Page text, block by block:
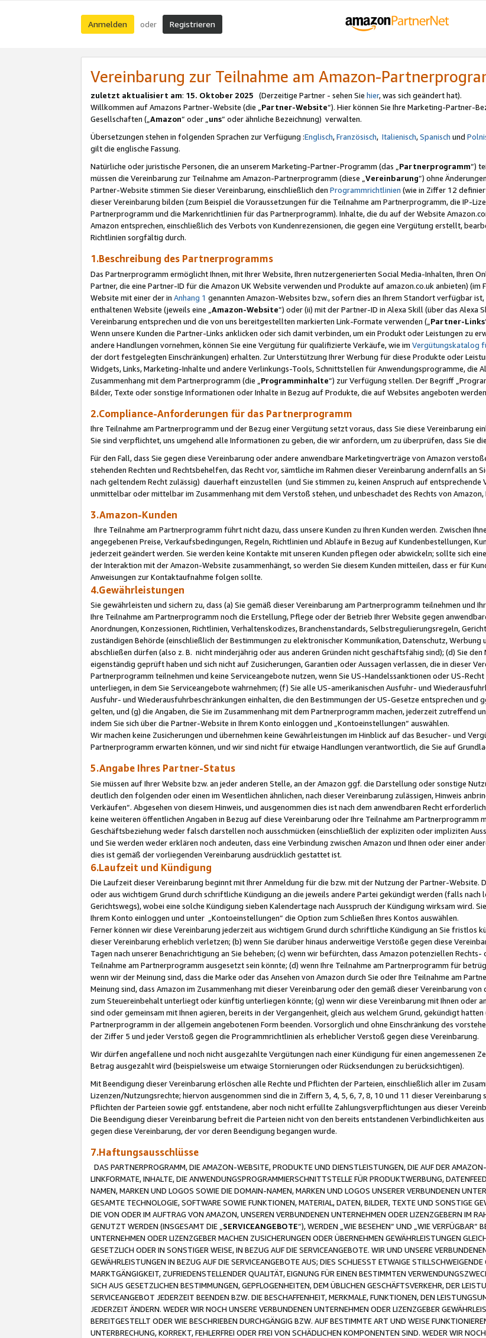
Anmelden oder Registrieren
Vereinbarung zur Teilnahme am Amazon-
zuletzt aktualisiert am: 15. Oktober 2025 (Derzeitige Partner - sehen Sie hier, was sich geändert hat).
Willkommen auf Amazons Partner-Website (die „Partner-Website“). Hier können Sie Ihre Marketing-Partner-
Gesellschaften („Amazon“ oder „uns“ oder ähnliche Bezeichnung) verwalten.
Übersetzungen stehen in folgenden Sprachen zur Verfügung :Englisch,Französisch, Italienisch,Spanisch und
gilt die englische Fassung.
Natürliche oder juristische Personen, die an unserem Marketing-Partner-Programm (das „Partnerprogramm“)
müssen die Vereinbarung zur Teilnahme am Amazon-Partnerprogramm (diese „Vereinbarung“) ohne
Partner-Website stimmen Sie dieser Vereinbarung, einschließlich den Programmrichtlinien (wie in Ziffer 12
dieser Vereinbarung bilden (zum Beispiel die Voraussetzungen für die Teilnahme am Partnerprogramm, die IP-
Partnerprogramm und die Markenrichtlinien für das Partnerprogramm). Inhalte, die du auf der Website
Amazon entsprechen, einschließlich des Verbots von Kundenrezensionen, die gegen eine Vergütung erstellt,
Richtlinien sorgfältig durch.
1.Beschreibung des Partnerprogramms
Das Partnerprogramm ermöglicht Ihnen, mit Ihrer Website, Ihren nutzergenerierten Social Media-Inhalten,
Partner, die eine Partner-ID für die Amazon UK Website verwenden und Produkte auf amazon.co.uk anbieten) (im
Website mit einer der in Anhang 1 genannten Amazon-Websites bzw., sofern dies an Ihrem Standort verfügbar ist,
enthaltenen Website (jeweils eine „ Amazon-Website“) oder (ii) mit der Partner-ID in Alexa Skill (über das Alexa
Vereinbarung entsprechen und die von uns bereitgestellten markierten Link-Formate verwenden („ Partner-Links
Wenn unsere Kunden die Partner-Links anklicken oder sich damit verbinden, um ein Produkt oder Leistungen zu
andere Handlungen vornehmen, können Sie eine Vergütung für qualifizierte Verkäufe, wie im Vergütungskatalog
der dort festgelegten Einschränkungen) erhalten. Zur Unterstützung Ihrer Werbung für diese Produkte oder
Widgets, Links, Marketing-Inhalte und andere Verlinkungs-Tools, Schnittstellen für Anwendungsprogramme, die
Zusammenhang mit dem Partnerprogramm (die „ Programminhalte“) zur Verfügung stellen. Der Begriff
Bilder, Texte oder sonstige Informationen oder Inhalte in Bezug auf Produkte, die auf Websites angeboten
2.Compliance-Anforderungen für das Partnerprogramm
Ihre Teilnahme am Partnerprogramm und der Bezug einer Vergütung setzt voraus, dass Sie diese Vereinbarung
Sie sind verpflichtet, uns umgehend alle Informationen zu geben, die wir anfordern, um zu überprüfen, dass Sie
Für den Fall, dass Sie gegen diese Vereinbarung oder andere anwendbare Marketingverträge von Amazon
stehenden Rechten und Rechtsbehelfen, das Recht vor, sämtliche im Rahmen dieser Vereinbarung andernfalls an
nach geltendem Recht zulässig) dauerhaft einzustellen (und Sie stimmen zu, keinen Anspruch auf
unmittelbar oder mittelbar im Zusammenhang mit dem Verstoß stehen, und unbeschadet des Rechts von
3.Amazon-Kunden
Ihre Teilnahme am Partnerprogramm führt nicht dazu, dass unsere Kunden zu Ihren Kunden werden. Zwischen
angegebenen Preise, Verkaufsbedingungen, Regeln, Richtlinien und Abläufe in Bezug auf Kundenbestellungen,
jederzeit geändert werden. Sie werden keine Kontakte mit unseren Kunden pflegen oder abwickeln; sollte sich
der Interaktion mit der Amazon-Website zusammenhängt, so werden Sie diesem Kunden mitteilen, dass er für
Anweisungen zur Kontaktaufnahme folgen sollte.
4.Gewährleistungen
Sie gewährleisten und sichern zu, dass (a) Sie gemäß dieser Vereinbarung am Partnerprogramm teilnehmen und
Ihre Teilnahme am Partnerprogramm noch die Erstellung, Pflege oder der Betrieb Ihrer Website gegen
Anordnungen, Konzessionen, Richtlinien, Verhaltenskodizes, Branchenstandards, Selbstregulierungsregeln,
zuständigen Behörde (einschließlich der Bestimmungen zu elektronischer Kommunikation, Datenschutz,
abschließen dürfen (also z. B. nicht minderjährig oder aus anderen Gründen nicht geschäftsfähig sind); (d) Sie
eigenständig geprüft haben und sich nicht auf Zusicherungen, Garantien oder Aussagen verlassen, die in dieser
Partnerprogramm teilnehmen und keine Serviceangebote nutzen, wenn Sie US-Handelssanktionen oder US-
unterliegen, in dem Sie Serviceangebote wahrnehmen; (f) Sie alle US-amerikanischen Ausfuhr- und
Ausfuhr- und Wiederausfuhrbeschränkungen einhalten, die den Bestimmungen der US-Gesetze entsprechen und
gelten, und (g) die Angaben, die Sie im Zusammenhang mit dem Partnerprogramm machen, jederzeit zutreffend
indem Sie sich über die Partner-Website in Ihrem Konto einloggen und „Kontoeinstellungen“ auswählen.
Wir machen keine Zusicherungen und übernehmen keine Gewährleistungen im Hinblick auf das Besucher- und
Partnerprogramm erwarten können, und wir sind nicht für etwaige Handlungen verantwortlich, die Sie auf
5.Angabe Ihres Partner-Status
Sie müssen auf Ihrer Website bzw. an jeder anderen Stelle, an der Amazon ggf. die Darstellung oder sonstige
deutlich den folgenden oder einen im Wesentlichen ähnlichen, nach dieser Vereinbarung zulässigen, Hinweis
Verkäufen“. Abgesehen von diesem Hinweis, und ausgenommen dies ist nach dem anwendbaren Recht
keine weiteren öffentlichen Angaben in Bezug auf diese Vereinbarung oder Ihre Teilnahme am Partnerprogramm
Geschäftsbeziehung weder falsch darstellen noch ausschmücken (einschließlich der expliziten oder impliziten
und Sie werden weder erklären noch andeuten, dass eine Verbindung zwischen Amazon und Ihnen oder einer
dies ist gemäß der vorliegenden Vereinbarung ausdrücklich gestattet ist.
6.Laufzeit und Kündigung
Die Laufzeit dieser Vereinbarung beginnt mit Ihrer Anmeldung für die bzw. mit der Nutzung der Partner-Website.
oder aus wichtigem Grund durch schriftliche Kündigung an die jeweils andere Partei gekündigt werden (falls nach
Gerichtswegs), wobei eine solche Kündigung sieben Kalendertage nach Ausspruch der Kündigung wirksam wird.
Ihrem Konto einloggen und unter „Kontoeinstellungen“ die Option zum Schließen Ihres Kontos auswählen.
Ferner können wir diese Vereinbarung jederzeit aus wichtigem Grund durch schriftliche Kündigung an Sie fristlos
dieser Vereinbarung erheblich verletzen; (b) wenn Sie darüber hinaus anderweitige Verstöße gegen diese
Tagen nach unserer Benachrichtigung an Sie beheben; (c) wenn wir befürchten, dass Amazon potenziellen
Teilnahme am Partnerprogramm ausgesetzt sein könnte; (d) wenn Ihre Teilnahme am Partnerprogramm für
wenn wir der Meinung sind, dass die Marke oder das Ansehen von Amazon durch Sie oder Ihre Teilnahme am
Meinung sind, dass Amazon im Zusammenhang mit dieser Vereinbarung oder den gemäß dieser Vereinbarung
zum Steuereinbehalt unterliegt oder künftig unterliegen könnte; (g) wenn wir diese Vereinbarung mit Ihnen oder
sind oder gemeinsam mit Ihnen agieren, bereits in der Vergangenheit, gleich aus welchem Grund, gekündigt
Partnerprogramm in der allgemein angebotenen Form beenden. Vorsorglich und ohne Einschränkung des
der Ziffer 5 und jeder Verstoß gegen die Programmrichtlinien als erheblicher Verstoß gegen diese Vereinbarung.
Wir dürfen angefallene und noch nicht ausgezahlte Vergütungen nach einer Kündigung für einen angemessenen
Betrag ausgezahlt wird (beispielsweise um etwaige Stornierungen oder Rücksendungen zu berücksichtigen).
Mit Beendigung dieser Vereinbarung erlöschen alle Rechte und Pflichten der Parteien, einschließlich aller im
Lizenzen/Nutzungsrechte; hiervon ausgenommen sind die in Ziffern 3, 4, 5, 6, 7, 8, 10 und 11 dieser
Pflichten der Parteien sowie ggf. entstandene, aber noch nicht erfüllte Zahlungsverpflichtungen aus dieser
Die Beendigung dieser Vereinbarung befreit die Parteien nicht von den bereits entstandenen Verbindlichkeiten
gegen diese Vereinbarung, der vor deren Beendigung begangen wurde.
7.Haftungsausschlüsse
DAS PARTNERPROGRAMM, DIE AMAZON-WEBSITE, PRODUKTE UND DIENSTLEISTUNGEN, DIE AUF DER
LINKFORMATE, INHALTE, DIE ANWENDUNGSPROGRAMMIERSCHNITTSTELLE FÜR PRODUKTWERBUNG,
NAMEN, MARKEN UND LOGOS SOWIE DIE DOMAIN-NAMEN, MARKEN UND LOGOS UNSERER VERBUNDENEN
GESAMTE TECHNOLOGIE, SOFTWARE SOWIE FUNKTIONEN, MATERIAL, DATEN, BILDER, TEXTE UND SONSTIGE
DIE VON ODER IM AUFTRAG VON AMAZON, UNSEREN VERBUNDENEN UNTERNEHMEN ODER LIZENZGEBERN IM
GENUTZT WERDEN (INSGESAMT DIE „ SERVICEANGEBOTE“), WERDEN „WIE BESEHEN“ UND „WIE VERFÜGBAR“
UNTERNEHMEN ODER LIZENZGEBER MACHEN ZUSICHERUNGEN ODER ÜBERNEHMEN GEWÄHRLEISTUNGEN
GESETZLICH ODER IN SONSTIGER WEISE, IN BEZUG AUF DIE SERVICEANGEBOTE. WIR UND UNSERE
GEWÄHRLEISTUNGEN IN BEZUG AUF DIE SERVICEANGEBOTE AUS; DIES SCHLIESST ETWAIGE
MARKTGÄNGIGKEIT, ZUFRIEDENSTELLENDER QUALITÄT, EIGNUNG FÜR EINEN BESTIMMTEN
SICH AUS GESETZLICHEN BESTIMMUNGEN, GEPFLOGENHEITEN, DEM ÜBLICHEN GESCHÄFTSVERKEHR, DER
SERVICEANGEBOT JEDERZEIT BEENDEN BZW. DIE BESCHAFFENHEIT, MERKMALE, FUNKTIONEN, DEN
JEDERZEIT ÄNDERN. WEDER WIR NOCH UNSERE VERBUNDENEN UNTERNEHMEN ODER LIZENZGEBER
BEREITGESTELLT ODER WIE BESCHRIEBEN DURCHGÄNGIG BZW. AUF BESTIMMTE ART UND WEISE
UNTERBRECHUNG, KORREKT, FEHLERFREI ODER FREI VON SCHÄDLICHEN KOMPONENTEN SIND. WEDER WIR